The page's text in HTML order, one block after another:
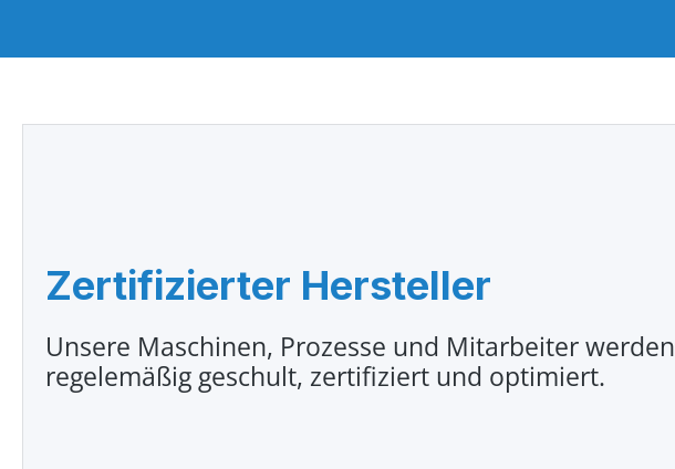
Zertifizierter Hersteller
Unsere Maschinen, Prozesse und Mitarbeiter werden
regelemäßig geschult, zertifiziert und optimiert.